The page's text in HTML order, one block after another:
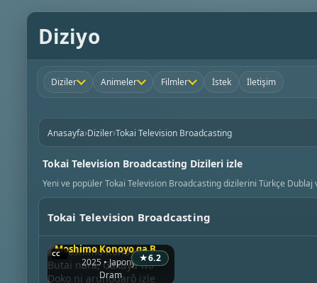
Diziyo
Diziler Animeler Filmler İstek İletişim
Anasayfa›Diziler›Tokai Television Broadcasting
Tokai Television Broadcasting Dizileri izle
Yeni ve popüler Tokai Television Broadcasting dizilerini Türkçe
Tokai Television Broadcasting
★6.2
Moshimo Konoyo ga Butai nara, Gakuya wa Doko ni arunodarô
2025 • Japonya
Dram